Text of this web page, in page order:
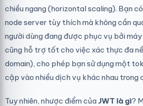
chiều ngang (horizontal scaling). Bạn
node server tùy thích mà không cần
người dùng đang được phục vụ bởi máy
cũng hỗ trợ tốt cho việc xác thực đa
domain), cho phép bạn sử dụng một
cập vào nhiều dịch vụ khác nhau trong
Tuy nhiên, nhược điểm của JWT là gì?